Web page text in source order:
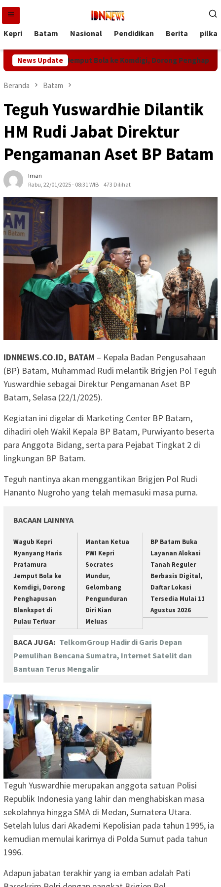
Loncat
konten
Kepri Batam Nasional Pendidikan Berita
News Update
Pratamura Jemput Bola ke Komdigi, Dorong Penghapusan
Beranda Batam
Teguh Yuswardhie Dilantik
HM Rudi Jabat Direktur
Pengamanan Aset BP Batam
Iman
Rabu, 22/01/2025 - 08:31 WIB
473 Dilihat
IDNNEWS.CO.ID, BATAM – ⁠Kepala Badan Pengusahaan
(BP) Batam, Muhammad Rudi melantik Brigjen Pol Teguh
Yuswardhie sebagai Direktur Pengamanan Aset BP
Batam, Selasa (22/1/2025).
Kegiatan ini digelar di Marketing Center BP Batam,
dihadiri oleh Wakil Kepala BP Batam, Purwiyanto beserta
para Anggota Bidang, serta para Pejabat Tingkat 2 di
lingkungan BP Batam.
Teguh nantinya akan menggantikan Brigjen Pol Rudi
Hananto Nugroho yang telah memasuki masa purna.
BACAAN LAINNYA
Wagub Kepri
Nyanyang Haris
Pratamura
Jemput Bola ke
Komdigi, Dorong
Penghapusan
Blankspot di
Pulau Terluar
Mantan Ketua
PWI Kepri
Socrates
Mundur,
Gelombang
Pengunduran
Diri Kian
Meluas
BP Batam Buka
Layanan Alokasi
Tanah Reguler
Berbasis Digital,
Daftar Lokasi
Tersedia Mulai 11
Agustus 2026
BACA JUGA: TelkomGroup Hadir di Garis Depan
Pemulihan Bencana Sumatra, Internet Satelit dan
Bantuan Terus Mengalir
Teguh Yuswardhie merupakan anggota satuan Polisi
Republik Indonesia yang lahir dan menghabiskan masa
sekolahnya hingga SMA di Medan, Sumatera Utara.
Setelah lulus dari Akademi Kepolisian pada tahun 1995, ia
kemudian memulai karirnya di Polda Sumut pada tahun
1996.
Adapun jabatan terakhir yang ia emban adalah Pati